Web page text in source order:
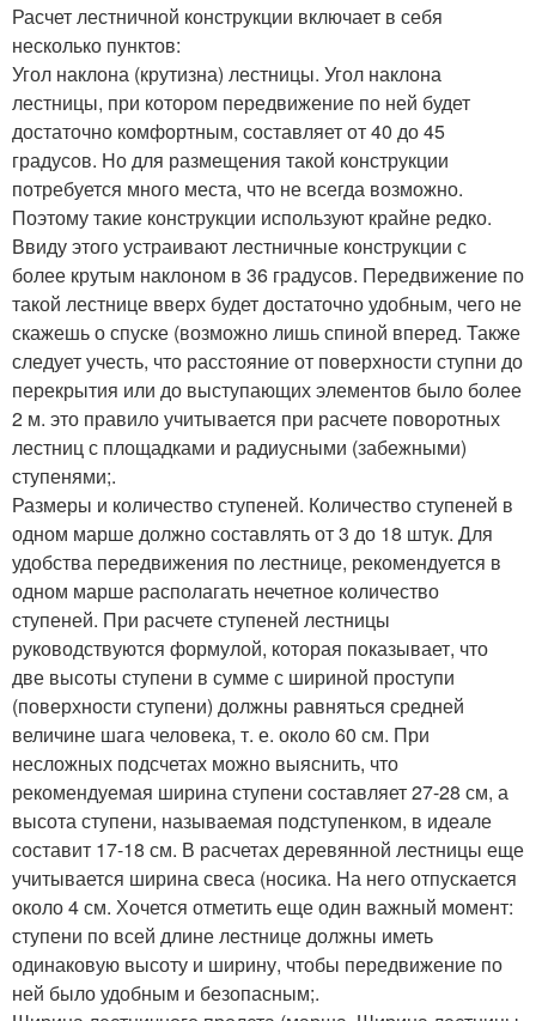
Расчет лестничной конструкции включает в себя
несколько пунктов:
Угол наклона (крутизна) лестницы. Угол наклона
лестницы, при котором передвижение по ней будет
достаточно комфортным, составляет от 40 до 45
градусов. Но для размещения такой конструкции
потребуется много места, что не всегда возможно.
Поэтому такие конструкции используют крайне редко.
Ввиду этого устраивают лестничные конструкции с
более крутым наклоном в 36 градусов. Передвижение по
такой лестнице вверх будет достаточно удобным, чего не
скажешь о спуске (возможно лишь спиной вперед. Также
следует учесть, что расстояние от поверхности ступни до
перекрытия или до выступающих элементов было более
2 м. это правило учитывается при расчете поворотных
лестниц с площадками и радиусными (забежными)
ступенями;.
Размеры и количество ступеней. Количество ступеней в
одном марше должно составлять от 3 до 18 штук. Для
удобства передвижения по лестнице, рекомендуется в
одном марше располагать нечетное количество
ступеней. При расчете ступеней лестницы
руководствуются формулой, которая показывает, что
две высоты ступени в сумме с шириной проступи
(поверхности ступени) должны равняться средней
величине шага человека, т. е. около 60 см. При
несложных подсчетах можно выяснить, что
рекомендуемая ширина ступени составляет 27-28 см, а
высота ступени, называемая подступенком, в идеале
составит 17-18 см. В расчетах деревянной лестницы еще
учитывается ширина свеса (носика. На него отпускается
около 4 см. Хочется отметить еще один важный момент:
ступени по всей длине лестнице должны иметь
одинаковую высоту и ширину, чтобы передвижение по
ней было удобным и безопасным;.